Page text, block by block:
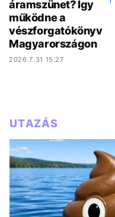
áramszünet? Így
működne a
vészforgatókönyv
Magyarországon
2026.7.31 15:27
UTAZÁS